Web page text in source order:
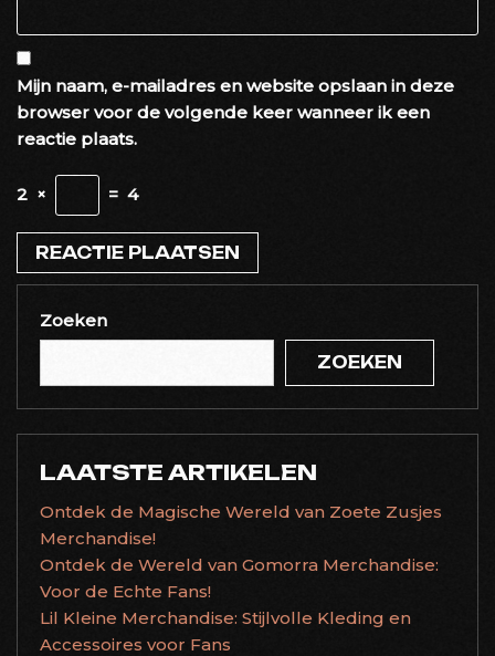
Mijn naam, e-mailadres en website opslaan in deze
browser voor de volgende keer wanneer ik een
reactie plaats.
2 × = 4
Zoeken
ZOEKEN
LAATSTE ARTIKELEN
Ontdek de Magische Wereld van Zoete Zusjes
Merchandise!
Ontdek de Wereld van Gomorra Merchandise:
Voor de Echte Fans!
Lil Kleine Merchandise: Stijlvolle Kleding en
Accessoires voor Fans